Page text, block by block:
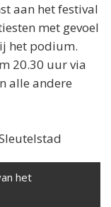
aan het festival
met gevoel
het podium.
20.30 uur via
alle andere
het